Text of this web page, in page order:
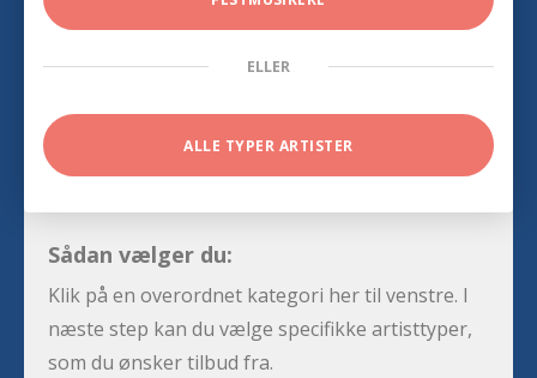
ELLER
ALLE TYPER ARTISTER
Sådan vælger du:
Klik på en overordnet kategori her til venstre. I
næste step kan du vælge specifikke artisttyper,
som du ønsker tilbud fra.